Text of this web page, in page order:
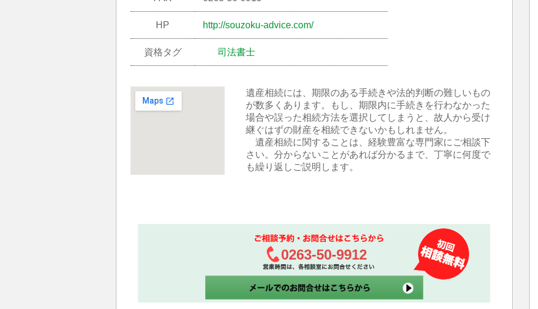
HP http://souzoku-advice.com/
資格タグ 司法書士
遺産相続には、期限のある手続きや法的判断の難しいもの
が数多くあります。もし、期限内に手続きを行わなかった
場合や誤った相続方法を選択してしまうと、故人から受け
継ぐはずの財産を相続できないかもしれません。
遺産相続に関することは、経験豊富な専門家にご相談下
さい。分からないことがあれば分かるまで、丁寧に何度で
も繰り返しご説明します。
0263-50-9912